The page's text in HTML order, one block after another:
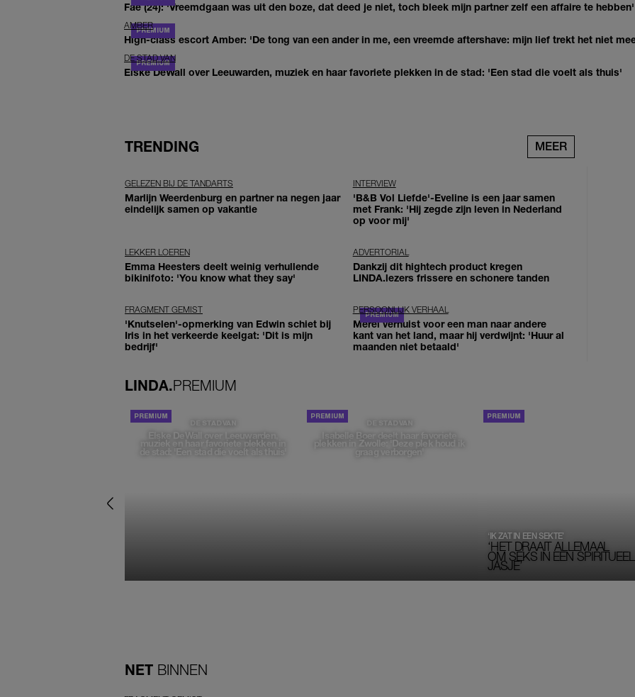
Fae (24): 'Vreemdgaan was uit den boze, dat deed je niet, toch bleek mijn partner zelf een affaire te hebben'
AMBER
High-class escort Amber: 'De tong van een ander in me, een vreemde aftershave: mijn lief trekt het niet
DE STAD VAN
Elske DeWall over Leeuwarden, muziek en haar favoriete plekken in de stad: 'Een stad die voelt als thuis'
TRENDING MEER
GELEZEN BIJ DE TANDARTS
Marlijn Weerdenburg en partner na negen jaar
eindelijk samen op vakantie
INTERVIEW
'B&B Vol Liefde'-Eveline is een jaar samen
met Frank: 'Hij zegde zijn leven in Nederland
op voor mij'
LEKKER LOEREN
Emma Heesters deelt weinig verhullende
bikinifoto: 'You know what they say'
ADVERTORIAL
Dankzij dit hightech product kregen
LINDA.lezers frissere en schonere tanden
FRAGMENT GEMIST
'Knutselen'-opmerking van Edwin schiet bij
Iris in het verkeerde keelgat: 'Dit is mijn
bedrijf'
PERSOONLIJK VERHAAL
Merel verhuist voor een man naar andere
kant van het land, maar hij verdwijnt: 'Huur al
maanden niet betaald'
LINDA.PREMIUM
DE STAD VAN
Elske DeWall over Leeuwarden,
muziek en haar favoriete plekken in
de stad: 'Een stad die voelt als thuis'
DE STAD VAN
Isabelle Boer deelt haar favoriete
plekken in Zwolle: 'Deze plek houd ik
graag verborgen'
‘HET DRAAIT ALLEMAAL
OM SEKS IN EEN SPIRITUEEL
JASJE’
‘IK ZAT IN EEN SEKTE’
NET BINNEN